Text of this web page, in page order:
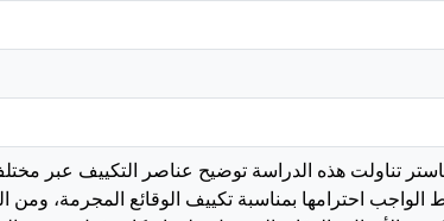
تناولت هذه الدراسة توضيح عناصر التكييف عبر
الواجب احترامها بمناسبة تكييف الوقائع المجرمة، ومن